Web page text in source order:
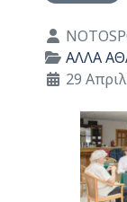
ΑΛΛΑ
29